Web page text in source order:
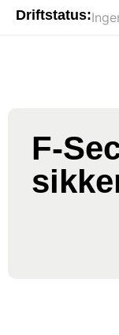
Driftstatus:
F-